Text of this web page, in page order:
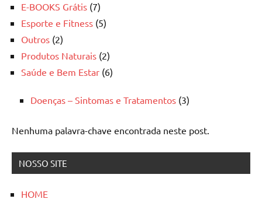
E-BOOKS Grátis (7)
Esporte e Fitness (5)
Outros (2)
Produtos Naturais (2)
Saúde e Bem Estar (6)
Doenças – Sintomas e Tratamentos (3)
Nenhuma palavra-chave encontrada neste post.
NOSSO SITE
HOME